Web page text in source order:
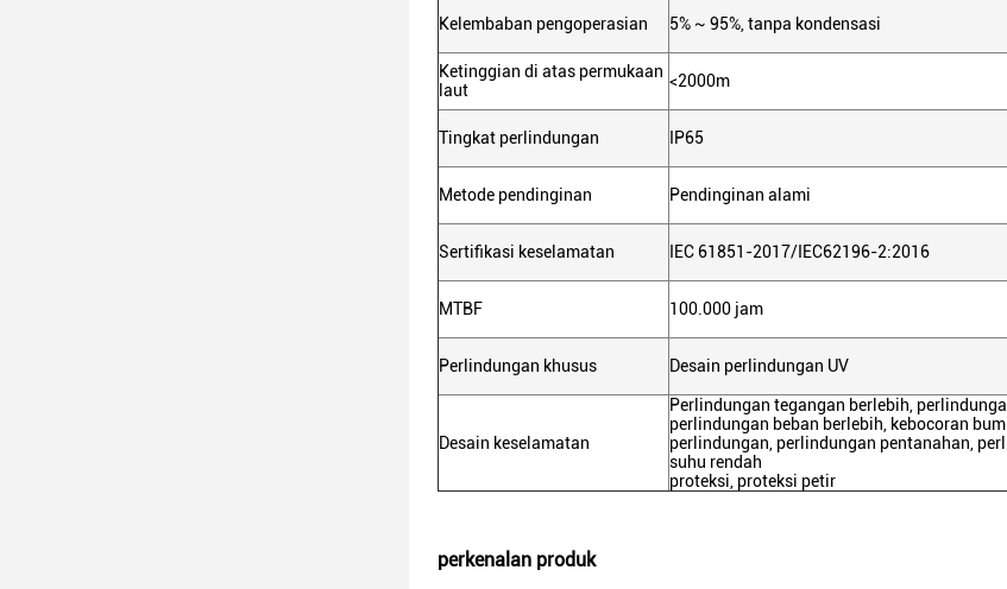
Kelembaban pengoperasian 5% ~ 95%, tanpa kondensasi
Ketinggian di atas permukaan
laut
<2000m
Tingkat perlindungan IP65
Metode pendinginan Pendinginan alami
Sertifikasi keselamatan IEC 61851-2017/IEC62196-2:2016
MTBF 100.000 jam
Perlindungan khusus Desain perlindungan UV
Desain keselamatan
Perlindungan tegangan berlebih,
perlindungan beban berlebih, kebocoran
perlindungan, perlindungan pentanahan,
suhu rendah
proteksi, proteksi petir
perkenalan produk